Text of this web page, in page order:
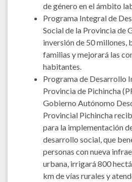
de género en el ámbito
Programa Integral de
Social de la Provincia de
inversión de 50 millones,
familias y mejorará las
habitantes.
Programa de Desarrollo
Provincia de Pichincha
Gobierno Autónomo
Provincial Pichincha
para la implementación
desarrollo social, que
personas con nueva
urbana, irrigará 800
km de vías rurales y